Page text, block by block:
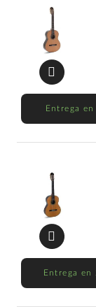
Entrega
Entrega en